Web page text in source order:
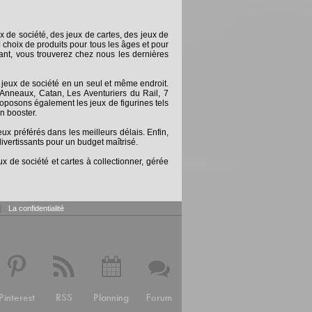
de société, des jeux de cartes, des jeux de
de produits pour tous les âges et pour
vous trouverez chez nous les dernières
de société en un seul et même endroit.
Catan, Les Aventuriers du Rail, 7
également les jeux de figurines tels
booster.
préférés dans les meilleurs délais. Enfin,
pour un budget maîtrisé.
de société et cartes à collectionner, gérée
| La confidentialité
Pinterest RSS Planning Forum